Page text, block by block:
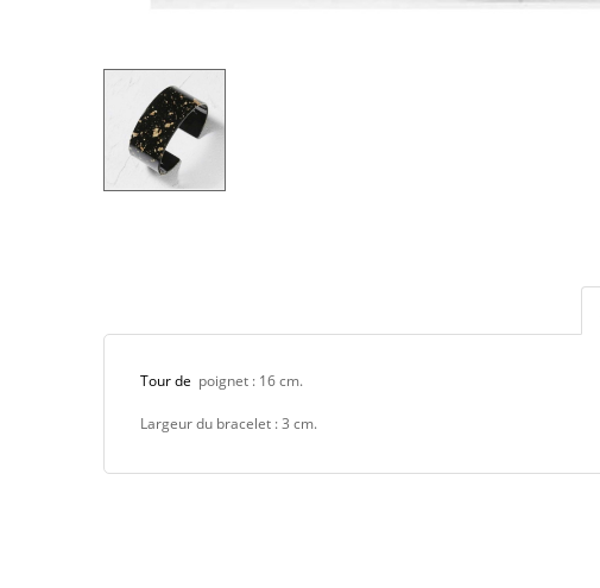
Tour de poignet : 16 cm.
Largeur du bracelet : 3 cm.